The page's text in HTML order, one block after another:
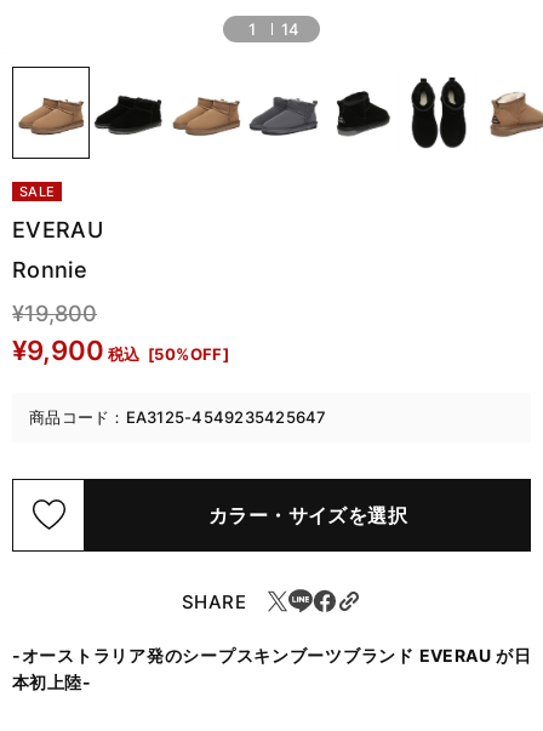
1 14
SALE
EVERAU
Ronnie
¥19,800
¥9,900 税込 [50%OFF]
商品コード：EA3125-4549235425647
カラー・サイズを選択
SHARE
-オーストラリア発のシープスキンブーツブランド EVERAU が日
本初上陸-